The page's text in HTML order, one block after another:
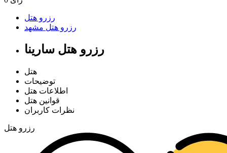
رزرو هتل
رزرو هتل مشهد
رزرو هتل سارینا
هتل
توضیحات
اطلاعات هتل
قوانین هتل
نظرات کاربران
رزرو هتل